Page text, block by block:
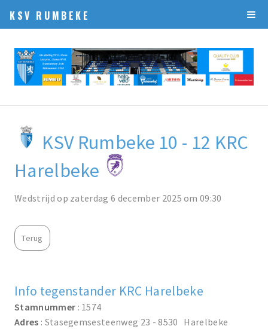
KSV RUMBEKE
KSV Rumbeke 10 - 12 KRC
Harelbeke
Wedstrijd op zaterdag 6 december 2025 om 09:30
Terug
Info tegenstander KRC Harelbeke
Stamnummer : 1574
Adres : Stasegemsesteenweg 23 - 8530 Harelbeke